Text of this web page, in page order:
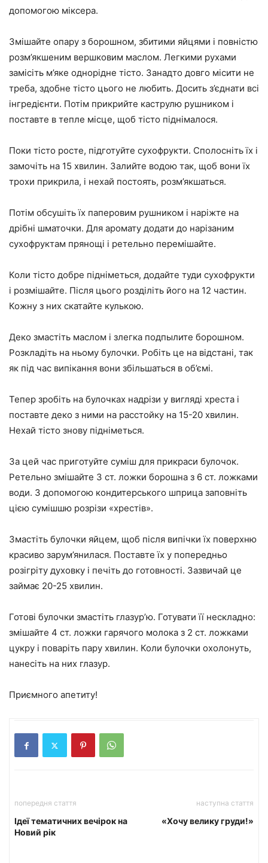
допомогою міксера.
Змішайте опару з борошном, збитими яйцями і повністю
розм’якшеним вершковим маслом. Легкими рухами
замісіть м’яке однорідне тісто. Занадто довго місити не
треба, здобне тісто цього не любить. Досить з’єднати всі
інгредієнти. Потім прикрийте каструлю рушником і
поставте в тепле місце, щоб тісто піднімалося.
Поки тісто росте, підготуйте сухофрукти. Сполосніть їх і
замочіть на 15 хвилин. Залийте водою так, щоб вони їх
трохи прикрила, і нехай постоять, розм’якшаться.
Потім обсушіть їх паперовим рушником і наріжте на
дрібні шматочки. Для аромату додати до нарізаним
сухофруктам прянощі і ретельно перемішайте.
Коли тісто добре підніметься, додайте туди сухофрукти
і розмішайте. Після цього розділіть його на 12 частин.
Кожну з них скатайте кулькою.
Деко змастіть маслом і злегка подпылите борошном.
Розкладіть на ньому булочки. Робіть це на відстані, так
як під час випікання вони збільшаться в об’ємі.
Тепер зробіть на булочках надрізи у вигляді хреста і
поставте деко з ними на расстойку на 15-20 хвилин.
Нехай тісто знову підніметься.
За цей час приготуйте суміш для прикраси булочок.
Ретельно змішайте 3 ст. ложки борошна з 6 ст. ложками
води. З допомогою кондитерського шприца заповніть
цією сумішшю розрізи «хрестів».
Змастіть булочки яйцем, щоб після випічки їх поверхню
красиво зарум’янилася. Поставте їх у попередньо
розігріту духовку і печіть до готовності. Зазвичай це
займає 20-25 хвилин.
Готові булочки змастіть глазур’ю. Готувати її нескладно:
змішайте 4 ст. ложки гарячого молока з 2 ст. ложками
цукру і поваріть пару хвилин. Коли булочки охолонуть,
нанесіть на них глазур.
Приємного апетиту!
попередня стаття
Ідеї тематичних вечірок на
Новий рік
наступна стаття
«Хочу велику груди!»